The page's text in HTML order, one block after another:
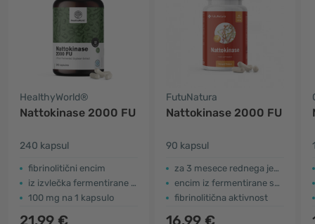
HealthyWorld®
Nattokinase 2000 FU
240 kapsul
fibrinolitični encim
iz izvlečka fermentirane soje
100 mg na 1 kapsulo
21.99 €
FutuNatura
Nattokinase 2000 FU
90 kapsul
za 3 mesece rednega jemanja
encim iz fermentirane soje
fibrinolitična aktivnost
16.99 €